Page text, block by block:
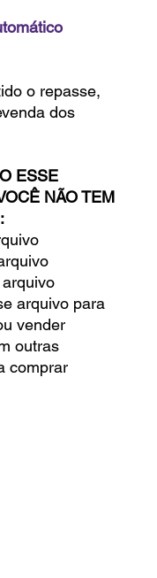
o repasse,
dos
ESSE
NÃO TEM
arquivo para
vender
outras
comprar